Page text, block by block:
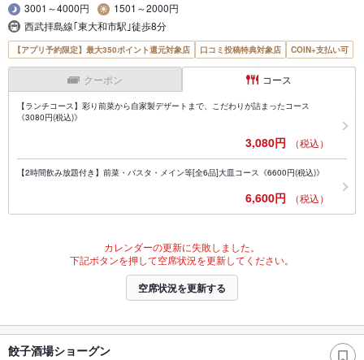
3001～4000円
1501～2000円
西武拝島線｢東大和市駅｣徒歩8分
【アプリ予約限定】最大350ポイント還元対象店 口コミ投稿特典対象店 COIN+支払い可
クーポン コース
【ランチコース】彩り前菜から自家製デザートまで、こだわりが詰まったコース
《3080円(税込)》
3,080円 （税込）
【2時間飲み放題付き】前菜・パスタ・メイン等[全6品]大皿コース《6600円(税込)》
6,600円 （税込）
カレンダーの更新に失敗しました。
下記ボタンを押して空席状況を更新してください。
空席状況を更新する
餃子酒場ショーグン